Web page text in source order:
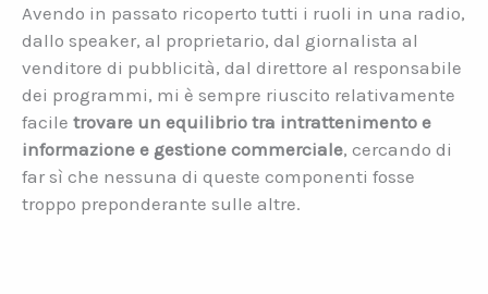
Avendo in passato ricoperto tutti i ruoli in una radio,
dallo speaker, al proprietario, dal giornalista al
venditore di pubblicità, dal direttore al responsabile
dei programmi, mi è sempre riuscito relativamente
facile trovare un equilibrio tra intrattenimento e
informazione e gestione commerciale, cercando di
far sì che nessuna di queste componenti fosse
troppo preponderante sulle altre.